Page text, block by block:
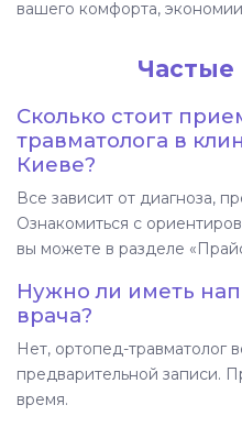
вашего комфорта,
Частые
Сколько стоит
травматолога в
Киеве?
Все зависит от диагноза,
Ознакомиться с
вы можете в разделе
Нужно ли иметь
врача?
Нет, ортопед-травматолог
предварительной записи.
время.